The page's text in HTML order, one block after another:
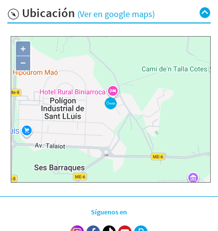
Ubicación (Ver en google maps)
+
−
Síguenos en